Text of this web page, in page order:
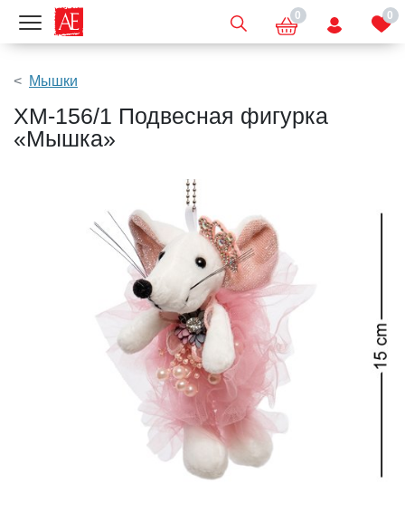
Показать меню 0 0
Мышки
XM-156/1 Подвесная фигурка
«Мышка»